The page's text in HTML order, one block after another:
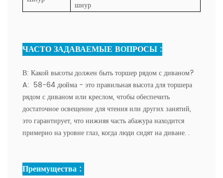
шнур
ЧАСТО ЗАДАВАЕМЫЕ ВОПРОСЫ :
В: Какой высоты должен быть торшер рядом с диваном?
A: 58-64 дюйма - это правильная высота для торшера
рядом с диваном или креслом, чтобы обеспечить
достаточное освещение для чтения или других занятий,
это гарантирует, что нижняя часть абажура находится
примерно на уровне глаз, когда люди сидят на диване. .
Преимущества :